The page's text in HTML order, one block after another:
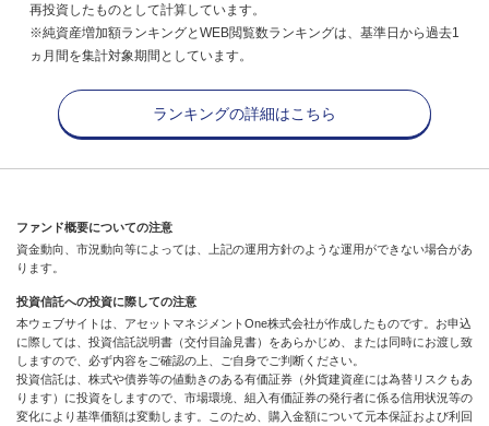
再投資したものとして計算しています。
※純資産増加額ランキングとWEB閲覧数ランキングは、基準日から過去1
ヵ月間を集計対象期間としています。
ランキングの詳細はこちら
ファンド概要についての注意
資金動向、市況動向等によっては、上記の運用方針のような運用ができない場合があ
ります。
投資信託への投資に際しての注意
本ウェブサイトは、アセットマネジメントOne株式会社が作成したものです。お申込
に際しては、投資信託説明書（交付目論見書）をあらかじめ、または同時にお渡し致
しますので、必ず内容をご確認の上、ご自身でご判断ください。
投資信託は、株式や債券等の値動きのある有価証券（外貨建資産には為替リスクもあ
ります）に投資をしますので、市場環境、組入有価証券の発行者に係る信用状況等の
変化により基準価額は変動します。このため、購入金額について元本保証および利回